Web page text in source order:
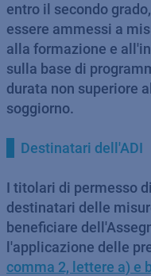
entro il secondo
essere ammessi a
alla formazione e
sulla base di
durata non superiore
soggiorno.
Destinatari dell'ADI
I titolari di permesso
destinatari delle
beneficiare
l'applicazione delle
comma 2, lettere a) e